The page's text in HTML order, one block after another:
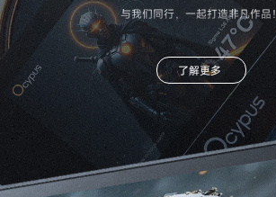
与我们同行，一起打造非凡作品！
了解更多